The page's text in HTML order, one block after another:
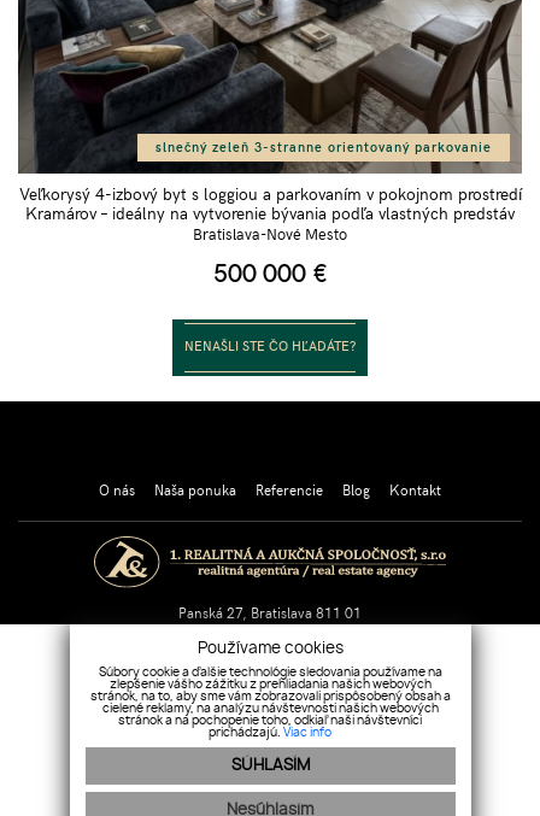
slnečný zeleň 3-stranne orientovaný parkovanie
Veľkorysý 4-izbový byt s loggiou a parkovaním v pokojnom prostredí
Kramárov – ideálny na vytvorenie bývania podľa vlastných predstáv
Bratislava-Nové Mesto
500 000 €
NENAŠLI STE ČO HĽADÁTE?
O nás Naša ponuka Referencie Blog Kontakt
Panská 27, Bratislava 811 01
E-mail:sekretariat@realitna.sk
Používame cookies
Súbory cookie a ďalšie technológie sledovania používame na
zlepšenie vášho zážitku z prehliadania našich webových
stránok, na to, aby sme vám zobrazovali prispôsobený obsah a
cielené reklamy, na analýzu návštevnosti našich webových
stránok a na pochopenie toho, odkiaľ naši návštevníci
prichádzajú. Viac info
SÚHLASÍM
Nesúhlasím